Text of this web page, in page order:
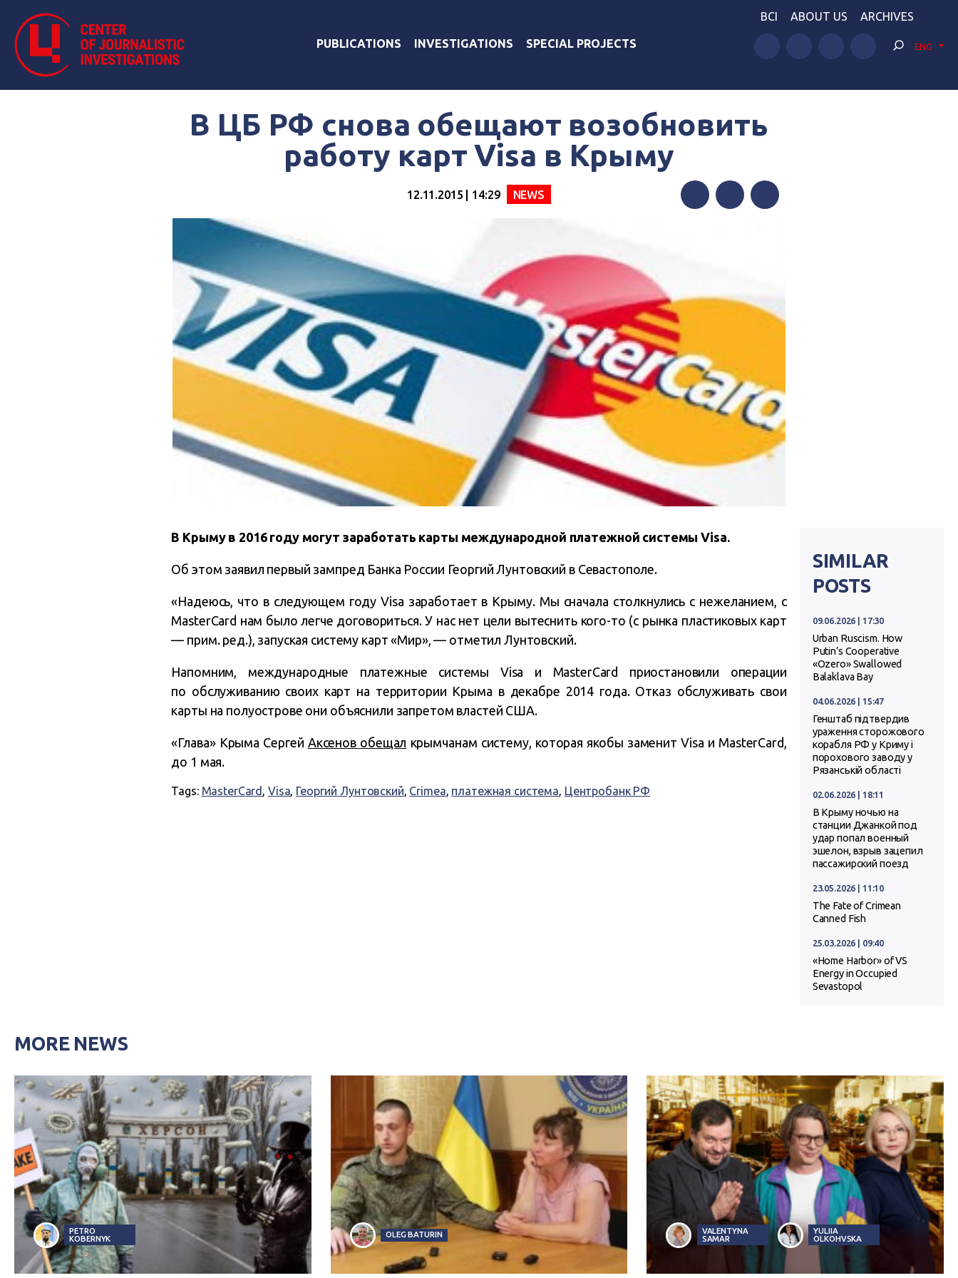
PUBLICATIONS INVESTIGATIONS SPECIAL PROJECTS
BCI ABOUT US ARCHIVES
ENG
В ЦБ РФ снова обещают возобновить
работу карт Visa в Крыму
12.11.2015 | 14:29 NEWS
В Крыму в 2016 году могут заработать карты международной платежной системы Visa.
Об этом заявил первый зампред Банка России Георгий Лунтовский в Севастополе.
«Надеюсь, что в следующем году Visa заработает в Крыму. Мы сначала столкнулись с нежеланием, с
MasterCard нам было легче договориться. У нас нет цели вытеснить кого-то (с рынка пластиковых карт
— прим. ред.), запуская систему карт «Мир», — отметил Лунтовский.
Напомним, международные платежные системы Visa и MasterCard приостановили операции
по обслуживанию своих карт на территории Крыма в декабре 2014 года. Отказ обслуживать свои
карты на полуострове они объяснили запретом властей США.
«Глава» Крыма Сергей Аксенов обещал крымчанам систему, которая якобы заменит Visa и MasterCard,
до 1 мая.
Tags: MasterCard , Visa, Георгий Лунтовский, Crimea, платежная система, Центробанк РФ
SIMILAR
POSTS
09.06.2026 | 17:30
Urban Ruscism. How
Putin’s Cooperative
«Ozero» Swallowed
Balaklava Bay
04.06.2026 | 15:47
Генштаб підтвердив
ураження сторожового
корабля РФ у Криму і
порохового заводу у
Рязанській області
02.06.2026 | 18:11
В Крыму ночью на
станции Джанкой под
удар попал военный
эшелон, взрыв зацепил
пассажирский поезд
23.05.2026 | 11:10
The Fate of Crimean
Canned Fish
25.03.2026 | 09:40
«Home Harbor» of VS
Energy in Occupied
Sevastopol
MORE NEWS
PETRO
KOBERNYK
OLEG BATURIN
VALENTYNA
SAMAR
YULIIA
OLKOHVSKA